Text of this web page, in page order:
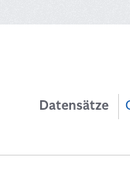
Datensätze